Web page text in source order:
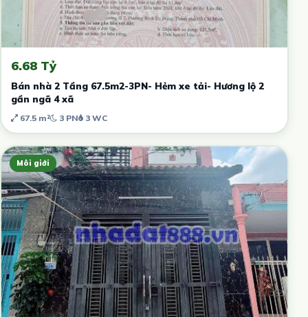
6.68 Tỷ
Bán nhà 2 Tầng 67.5m2-3PN- Hẻm xe tải- Hương lộ 2
gần ngã 4 xã
67.5 m² 3 PN 3 WC
Môi giới